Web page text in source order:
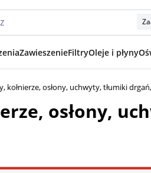
ZawieszenieFiltryOleje i płyny
kołnierze, osłony, uchwyty, tłumiki
osłony,